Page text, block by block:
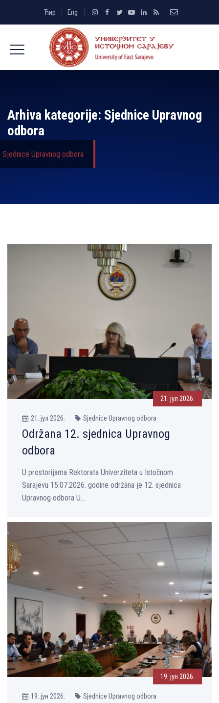
Ћир Eng
Arhiva kategorije: Sjednice Upravnog
odbora
Sjednice Upravnog odbora
21. јул 2026.
21. јул 2026. Sjednice Upravnog odbora
Održana 12. sjednica Upravnog
odbora
U prostorijama Rektorata Univerziteta u Istočnom
Sarajevu 15.07.2026. godine održana je 12. sjednica
Upravnog odbora U...
19. јун 2026.
19. јун 2026. Sjednice Upravnog odbora